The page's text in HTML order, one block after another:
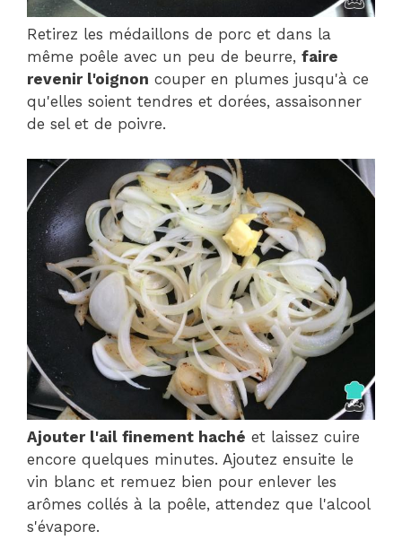
Retirez les médaillons de porc et dans la
même poêle avec un peu de beurre, faire
revenir l'oignon couper en plumes jusqu'à ce
qu'elles soient tendres et dorées, assaisonner
de sel et de poivre.
Ajouter l'ail finement haché et laissez cuire
encore quelques minutes. Ajoutez ensuite le
vin blanc et remuez bien pour enlever les
arômes collés à la poêle, attendez que l'alcool
s'évapore.